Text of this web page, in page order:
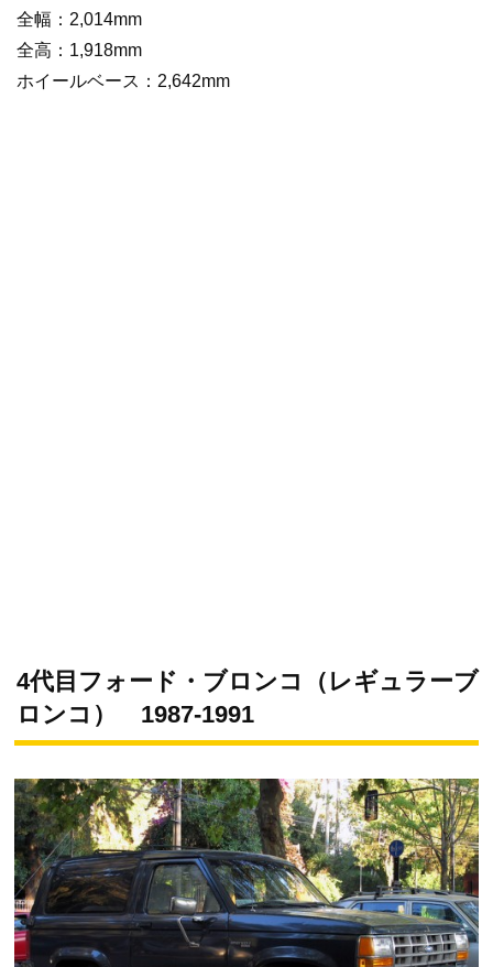
全幅：2,014mm
全高：1,918mm
ホイールベース：2,642mm
4代目フォード・ブロンコ（レギュラーブ
ロンコ） 1987-1991